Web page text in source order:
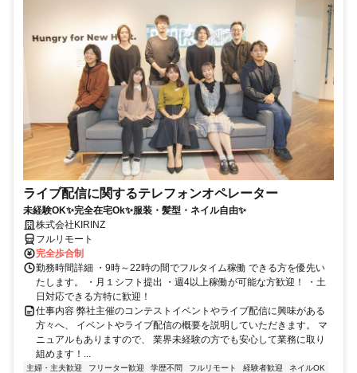
ライブ配信に関するテレフォンオペレーター
未経験OK✨完全在宅Ok✨服装・髪型・ネイル自由✨
株式会社KIRINZ
フルリモート
完全歩合制
勤務時間詳細 ・9時～22時の間でフルタイム稼働 できる方を優先い
たします。 ・月１シフト提出 ・週4以上稼働が可能な方歓迎！ ・土
日対応できる方特に歓迎！
仕事内容 弊社主催のコンテストイベントやライブ配信に興味がある
方々へ、 イベントやライブ配信の概要を説明していただきます。 マ
ニュアルもありますので、 業界未経験の方でも安心して業務に取り
組めます！...
主婦・主夫歓迎 フリーター歓迎 学歴不問 フルリモート 経験者歓迎
ネイルOK